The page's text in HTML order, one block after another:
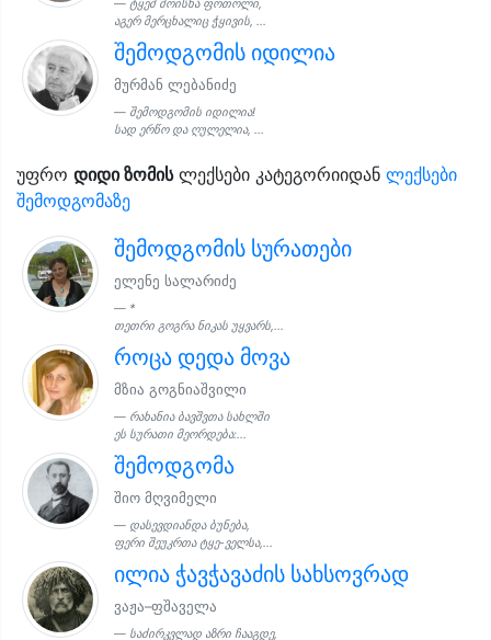
ტყემ მოისხა ფოთოლი,
აგერ მერცხალიც ჭყივის, ...
შემოდგომის იდილია
მურმან ლებანიძე
შემოდგომის იდილია!
სად ერწო და ღულელია, ...
უფრო დიდი ზომისლექსები კატეგორიიდან ლექსები
შემოდგომაზე
შემოდგომის სურათები
ელენე სალარიძე
*
თეთრი გოგრა ნიკას უყვარს,...
როცა დედა მოვა
მზია გოგნიაშვილი
რახანია ბავშვთა სახლში
ეს სურათი მეორდება:...
შემოდგომა
შიო მღვიმელი
დასევდიანდა ბუნება,
ფერი შეუკრთა ტყე-ველსა,...
ილია ჭავჭავაძის სახსოვრად
ვაჟა–ფშაველა
საძირკვლად აზრი ჩააგდე,